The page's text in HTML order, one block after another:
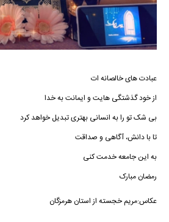
عبادت های خالصانه ات
از خود گذشتگی هایت و ایمانت به خدا
بی شک تو را به انسانی بهتری تبدیل خواهد کرد
تا با دانش، آگاهی و صداقت
به این جامعه خدمت کنی
رمضان مبارک
عکاس:مریم خجسته از استان هرمزگان